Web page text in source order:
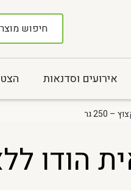
אירועים וסדנאות
גר